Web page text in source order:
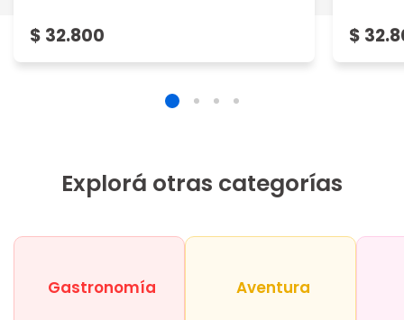
$ 32.800 $
Explorá otras categorías
Gastronomía Aventura